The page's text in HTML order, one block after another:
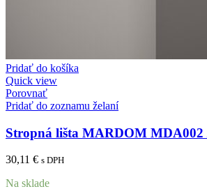
Pridať do košíka
Quick view
Porovnať
Pridať do zoznamu želaní
Stropná lišta MARDOM MDA002
30,11 € s DPH
Na sklade